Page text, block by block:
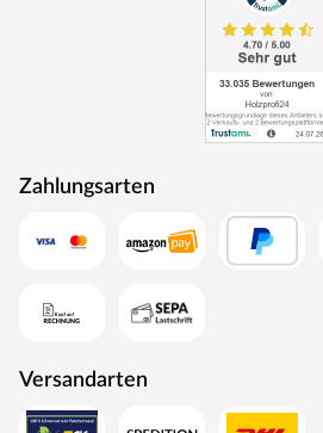
Zahlungsarten
Versandarten